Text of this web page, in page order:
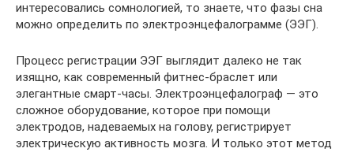
интересовались сомнологией, то знаете, что фазы сна
можно определить по электроэнцефалограмме (ЭЭГ).
Процесс регистрации ЭЭГ выглядит далеко не так
изящно, как современный фитнес-браслет или
элегантные смарт-часы. Электроэнцефалограф — это
сложное оборудование, которое при помощи
электродов, надеваемых на голову, регистрирует
электрическую активность мозга. И только этот метод